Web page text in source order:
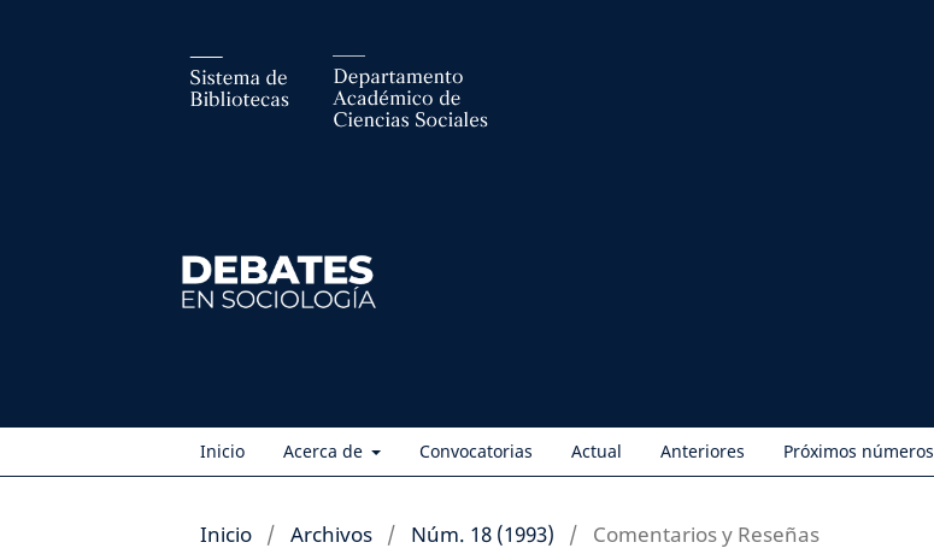
Inicio Acerca de Convocatorias Actual Anteriores Próximos números
Inicio / Archivos / Núm. 18 (1993) / Comentarios y Reseñas